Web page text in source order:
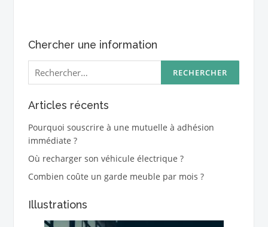
Chercher une information
Rechercher :
Articles récents
Pourquoi souscrire à une mutuelle à adhésion
immédiate ?
Où recharger son véhicule électrique ?
Combien coûte un garde meuble par mois ?
Illustrations